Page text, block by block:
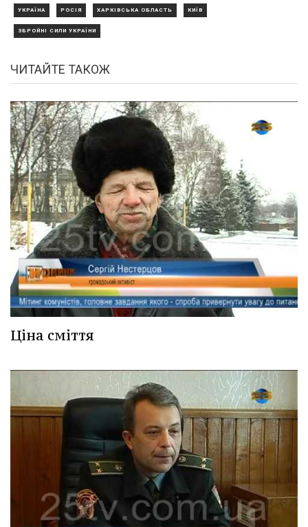
УКРАЇНА РОСІЯ ХАРКІВСЬКА ОБЛАСТЬ КИЇВ
ЗБРОЙНІ СИЛИ УКРАЇНИ
ЧИТАЙТЕ ТАКОЖ
Ціна сміття